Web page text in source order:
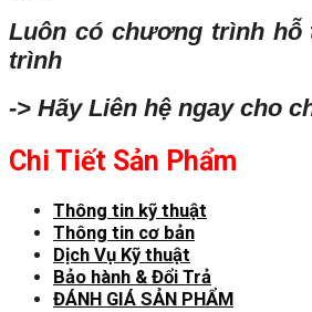
Luôn có chương trình
trình
-> Hãy Liên hệ ngay cho
Chi Tiết Sản Phẩm
Thông tin kỹ thuật
Thông tin cơ bản
Dịch Vụ Kỹ thuật
Bảo hành & Đổi Trả
ĐÁNH GIÁ SẢN PHẨM